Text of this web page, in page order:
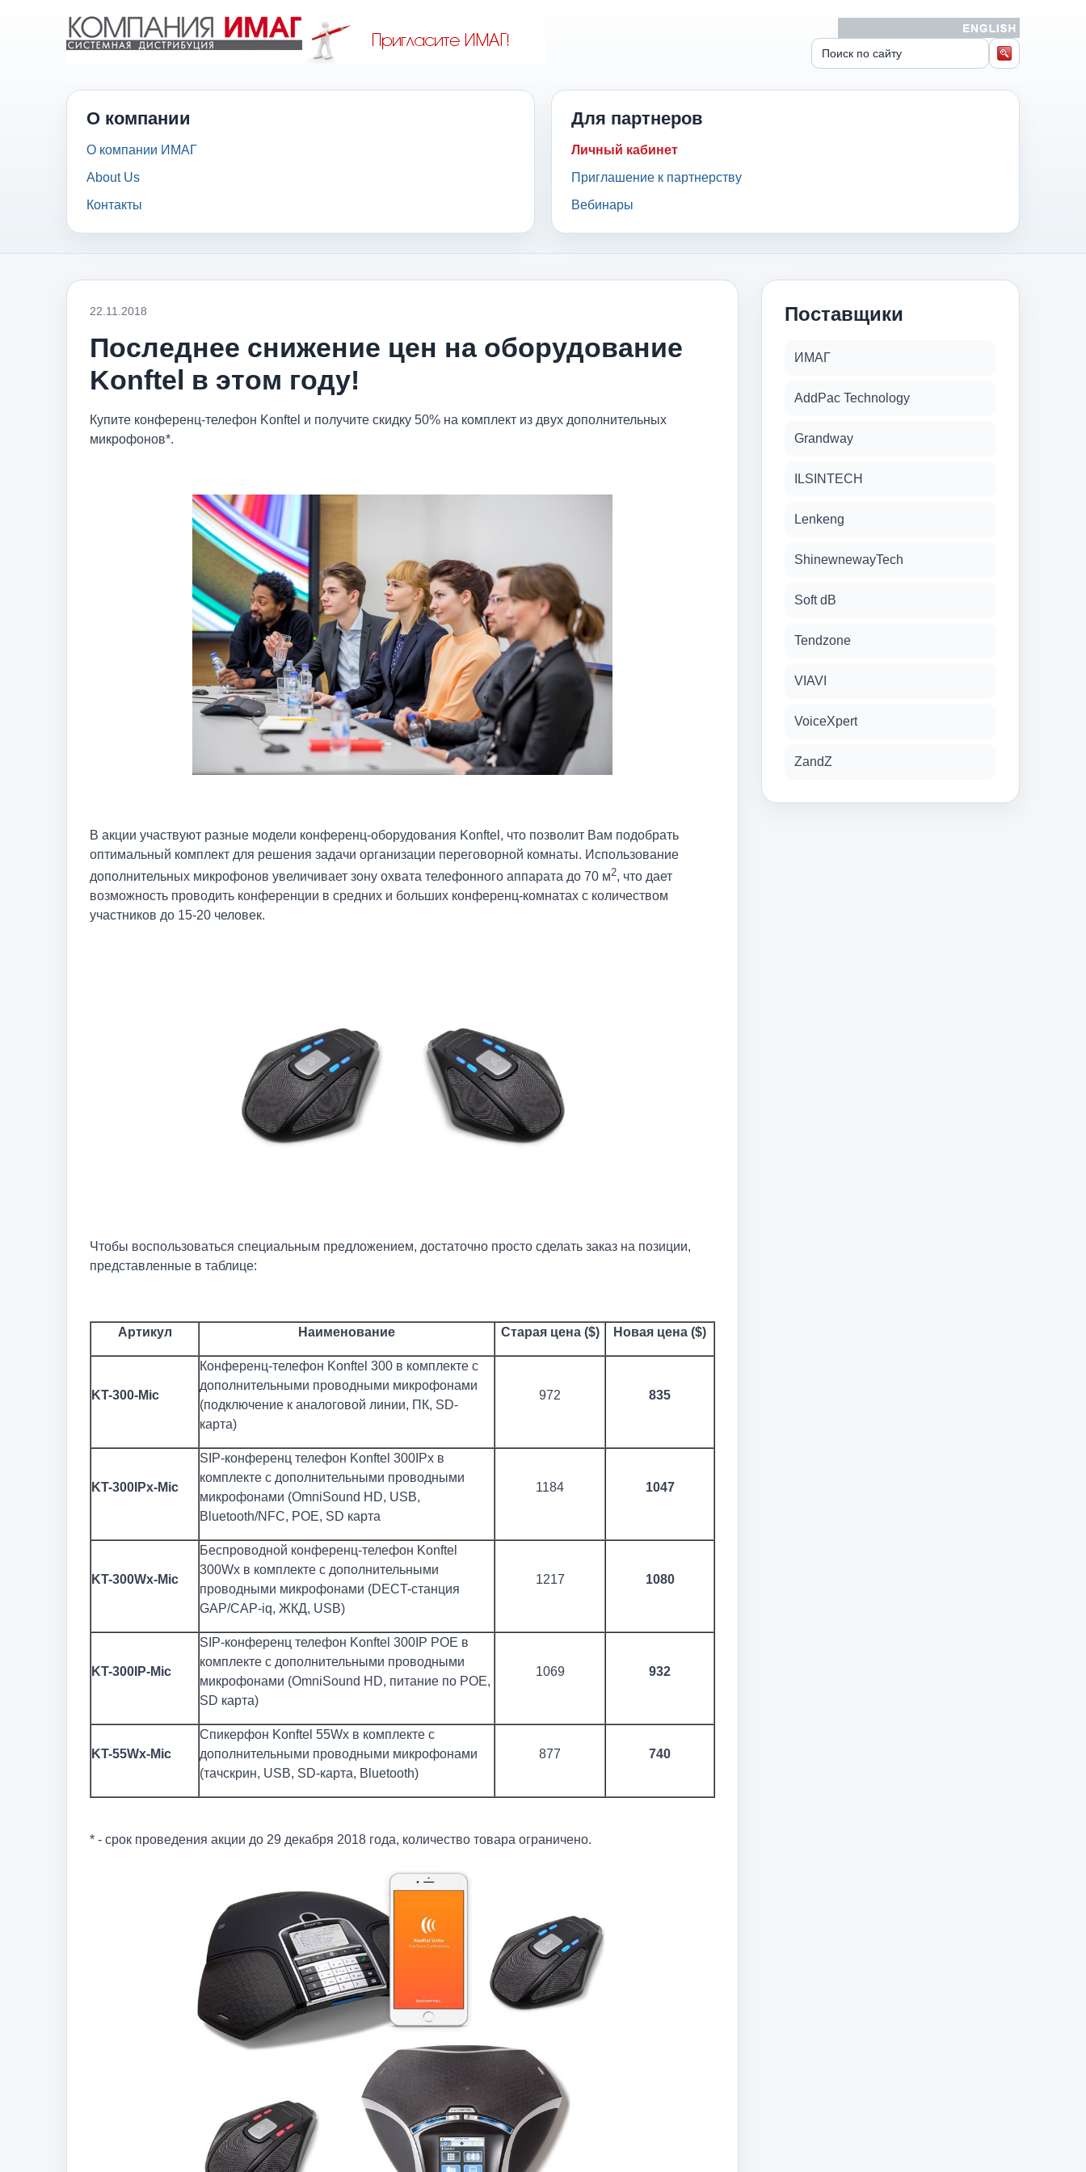
О компании
О компании ИМАГ
About Us
Контакты
Для партнеров
Личный кабинет
Приглашение к партнерству
Вебинары
22.11.2018
Последнее снижение цен на оборудование
Konftel в этом году!
Купите конференц-телефон Konftel и получите скидку 50% на комплект из двух дополнительных
микрофонов*.
В акции участвуют разные модели конференц-оборудования Konftel, что позволит Вам подобрать
оптимальный комплект для решения задачи организации переговорной комнаты. Использование
дополнительных микрофонов увеличивает зону охвата телефонного аппарата до 70 м2, что дает
возможность проводить конференции в средних и больших конференц-комнатах с количеством
участников до 15-20 человек.
Чтобы воспользоваться специальным предложением, достаточно просто сделать заказ на позиции,
представленные в таблице:
Артикул Наименование Старая цена($) Новая цена ($)
KT-300-Mic
Конференц-телефон Konftel 300 в комплекте с
дополнительными проводными микрофонами
(подключение к аналоговой линии, ПК, SD-
карта)
972 835
KT-300IPx-Mic
SIP-конференц телефон Konftel 300IPx в
комплекте с дополнительными проводными
микрофонами (OmniSound HD, USB,
Bluetooth/NFC, POE, SD карта
1184 1047
KT-300Wx-Mic
Беспроводной конференц-телефон Konftel
300Wx в комплекте с дополнительными
проводными микрофонами (DECT-станция
GAP/CAP-iq, ЖКД, USB)
1217 1080
KT-300IP-Mic
SIP-конференц телефон Konftel 300IP POE в
комплекте с дополнительными проводными
микрофонами (OmniSound HD, питание по POE,
SD карта)
1069 932
KT-55Wx-Mic
Спикерфон Konftel 55Wx в комплекте с
дополнительными проводными микрофонами
(тачскрин, USB, SD-карта, Bluetooth)
877 740
* - срок проведения акции до 29 декабря 2018 года, количество товара ограничено.
Поставщики
ИМАГ
AddPac Technology
Grandway
ILSINTECH
Lenkeng
ShinewnewayTech
Soft dB
Tendzone
VIAVI
VoiceXpert
ZandZ